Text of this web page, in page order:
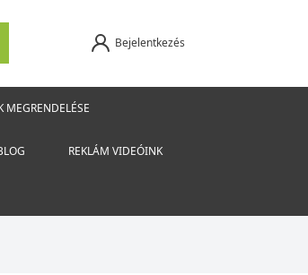
Bejelentkezés
MEGRENDELÉSE
REKLÁM VIDEÓINK